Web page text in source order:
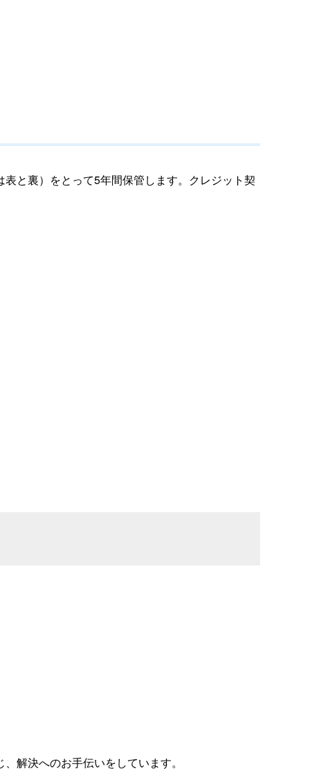
と裏）をとって5年間保管します。クレジット契
解決へのお手伝いをしています。